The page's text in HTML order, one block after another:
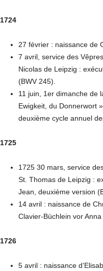
1724
27 février : naissance de
7 avril, service des
Nicolas de Leipzig :
(BWV 245).
11 juin, 1er dimanche de
Ewigkeit, du Donnerwort
deuxième cycle annuel
1725
1725 30 mars, service
St. Thomas de Leipzig :
Jean, deuxième version
14 avril : naissance de
Clavier-Büchlein vor Anna
1726
5 avril : naissance